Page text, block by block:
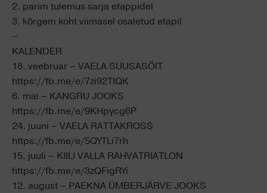
2. parim tulemus sarja etappidel
3. kõrgem koht viimasel osaletud etapil
–
KALENDER
18. veebruar – VAELA SUUSASÕIT
https://fb.me/e/7zi92TIQK
6. mai – KANGRU JOOKS
https://fb.me/e/9KHpycg6P
24. juuni – VAELA RATTAKROSS
https://fb.me/e/5QYTLi7rh
15. juuli – KIILI VALLA RAHVATRIATLON
https://fb.me/e/3zQFigRYi
12. august – PAEKNA ÜMBERJÄRVE JOOKS